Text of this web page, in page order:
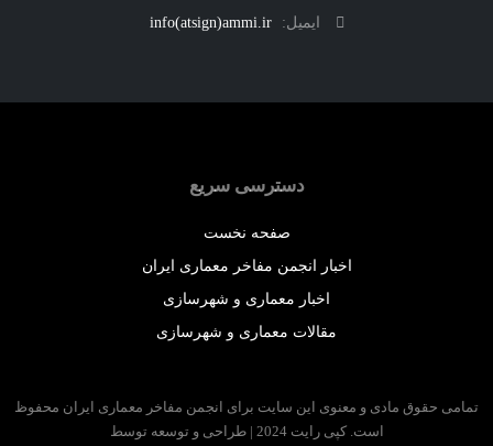
ایمیل:
info(atsign)ammi.ir
دسترسی سریع
صفحه نخست
اخبار انجمن مفاخر معماری ایران
اخبار معماری و شهرسازی
مقالات معماری و شهرسازی
حقوق مادی و معنوی این سایت برای انجمن مفاخر معماری ایران محفوظ
است. کپی رایت 2024 | طراحی و توسعه توسط